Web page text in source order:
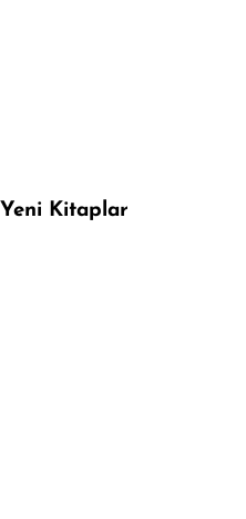
Yeni Kitaplar